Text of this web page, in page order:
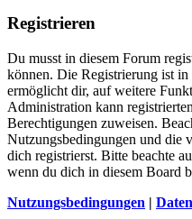
Registrieren
Du musst in diesem Forum
können. Die Registrierung ist
ermöglicht dir, auf weitere
Administration kann
Berechtigungen zuweisen.
Nutzungsbedingungen und die
dich registrierst. Bitte beachte
wenn du dich in diesem Board
Nutzungsbedingungen |